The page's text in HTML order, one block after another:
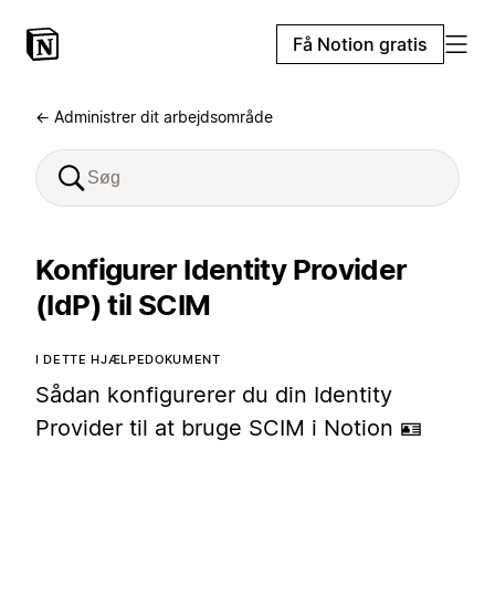
Få Notion gratis
← Administrer dit arbejdsområde
Konfigurer Identity Provider
(IdP) til SCIM
I DETTE HJÆLPEDOKUMENT
Sådan konfigurerer du din Identity
Provider til at bruge SCIM i Notion 🪪